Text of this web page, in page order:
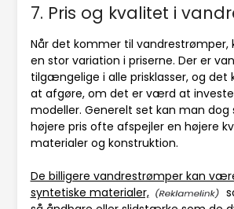
7. Pris og kvalitet i
Når det kommer til vandrestrømper,
en stor variation i priserne. Der er
tilgængelige i alle prisklasser, og
at afgøre, om det er værd at
modeller. Generelt set kan man dog
højere pris ofte afspejler en højere
materialer og konstruktion.
De billigere vandrestrømper kan
syntetiske materialer,